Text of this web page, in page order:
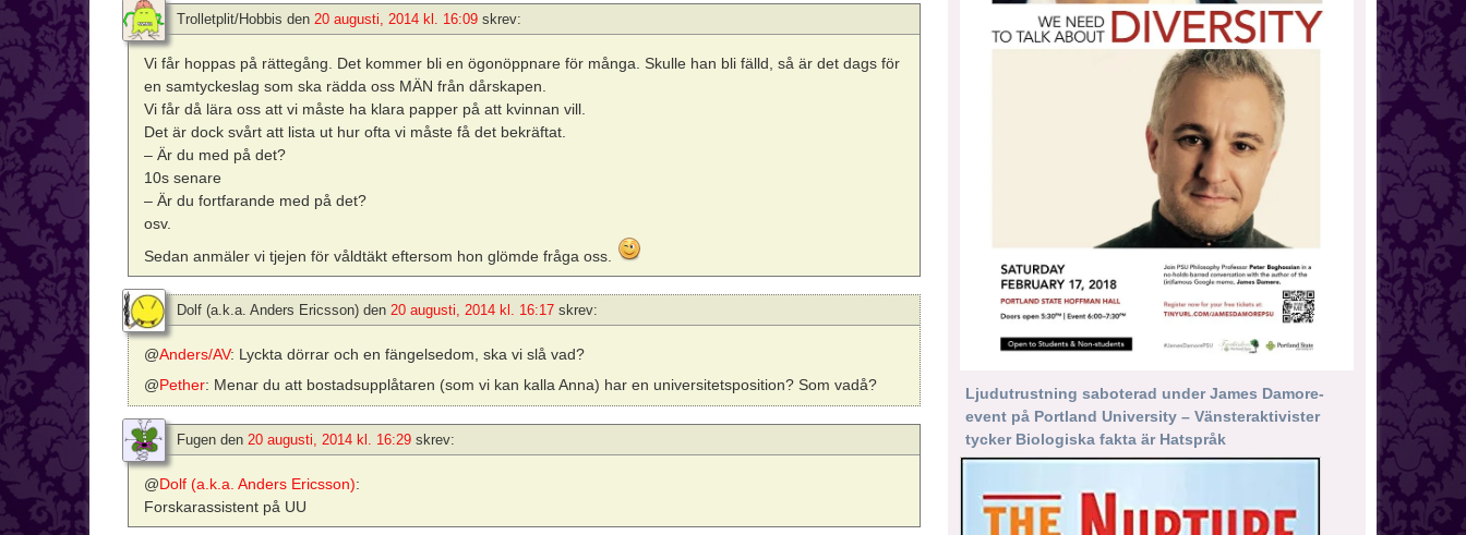
Trolletplit/Hobbis den 20 augusti, 2014 kl. 16:09 skrev:
Vi får hoppas på rättegång. Det kommer bli en ögonöppnare för många. Skulle han bli fälld, så är det dags för
en samtyckeslag som ska rädda oss MÄN från dårskapen.
Vi får då lära oss att vi måste ha klara papper på att kvinnan vill.
Det är dock svårt att lista ut hur ofta vi måste få det bekräftat.
– Är du med på det?
10s senare
– Är du fortfarande med på det?
osv.
Sedan anmäler vi tjejen för våldtäkt eftersom hon glömde fråga oss.
Dolf (a.k.a. Anders Ericsson) den 20 augusti, 2014 kl. 16:17 skrev:
@Anders/AV: Lyckta dörrar och en fängelsedom, ska vi slå vad?
@Pether: Menar du att bostadsupplåtaren (som vi kan kalla Anna) har en universitetsposition? Som vadå?
Fugen den 20 augusti, 2014 kl. 16:29 skrev:
@Dolf (a.k.a. Anders Ericsson):
Forskarassistent på UU
Ljudutrustning saboterad under James Damore-
event på Portland University – Vänsteraktivister
tycker Biologiska fakta är Hatspråk